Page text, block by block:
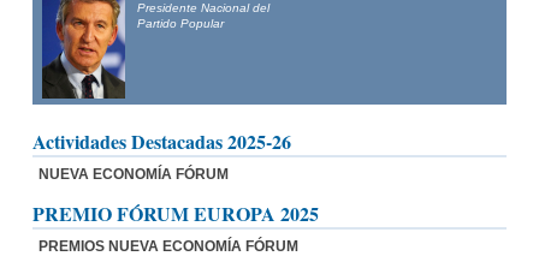
Presidente Nacional del
Partido Popular
Actividades Destacadas 2025-26
NUEVA ECONOMÍA FÓRUM
PREMIO FÓRUM EUROPA 2025
PREMIOS NUEVA ECONOMÍA FÓRUM